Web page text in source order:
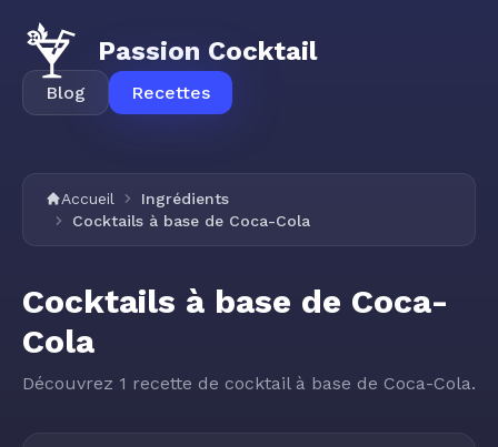
Passion Cocktail
Blog Recettes
Accueil
Ingrédients
Cocktails à base de Coca-Cola
Cocktails à base de Coca-
Cola
Découvrez 1 recette de cocktail à base de Coca-Cola.